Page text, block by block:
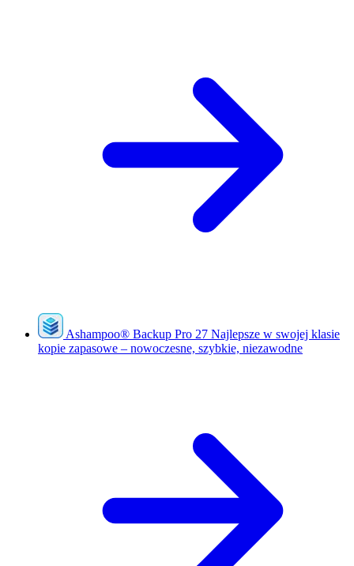
Ashampoo® Backup Pro 27 Najlepsze w swojej klasie
kopie zapasowe – nowoczesne, szybkie, niezawodne